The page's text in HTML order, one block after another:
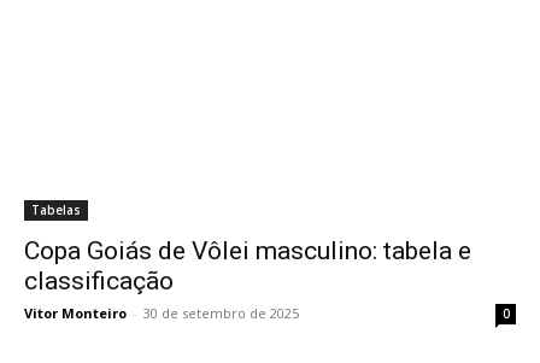
Tabelas
Copa Goiás de Vôlei masculino: tabela e
classificação
Vitor Monteiro - 30 de setembro de 2025 0